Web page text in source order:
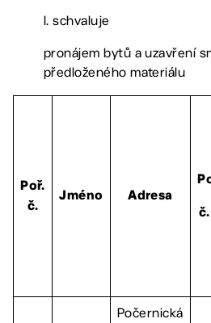
I. schvaluje
pronájem bytů a uzavření
předloženého materiálu
Poř.
č.
Jméno Adresa
Počernická